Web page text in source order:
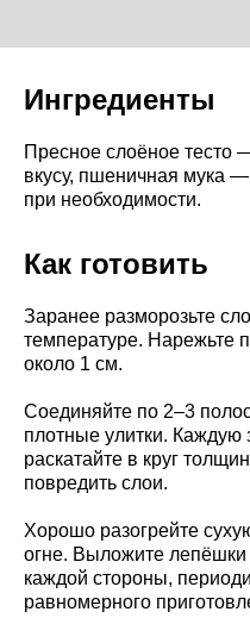
Ингредиенты
Пресное слоёное тесто
вкусу, пшеничная мука
при необходимости.
Как готовить
Заранее разморозьте
температуре. Нарежьте
около 1 см.
Соединяйте по 2–3
плотные улитки. Каждую
раскатайте в круг
повредить слои.
Хорошо разогрейте
огне. Выложите
каждой стороны,
равномерного